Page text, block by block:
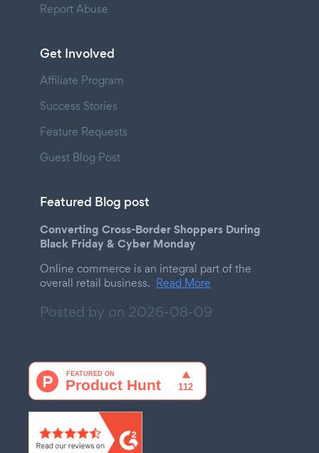
Report Abuse
Get Involved
Affiliate Program
Success Stories
Feature Requests
Guest Blog Post
Featured Blog post
Converting Cross-Border Shoppers During
Black Friday & Cyber Monday
Online commerce is an integral part of the
overall retail business. Read More
Posted by on 2026-08-09